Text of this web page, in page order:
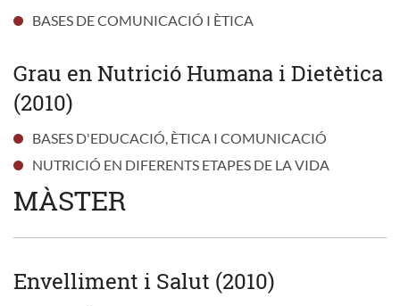
BASES DE COMUNICACIÓ I ÈTICA
Grau en Nutrició Humana i Dietètica
(2010)
BASES D'EDUCACIÓ, ÈTICA I COMUNICACIÓ
NUTRICIÓ EN DIFERENTS ETAPES DE LA VIDA
MÀSTER
Envelliment i Salut (2010)